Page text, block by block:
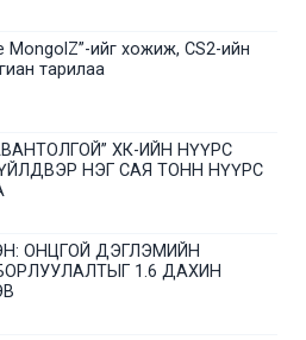
MongolZ”-ийг хожиж, CS2-ийн
тарилаа
ХК-ИЙН НҮҮРС
НЭГ САЯ ТОНН НҮҮРС
ОНЦГОЙ ДЭГЛЭМИЙН
1.6 ДАХИН